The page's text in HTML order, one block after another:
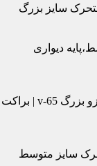
سایز بزرگ
دیواری
قیمت و خرید براکت دیواری تلویزیون دوبازو بزرگ v-65 | براکت
سایز متوسط